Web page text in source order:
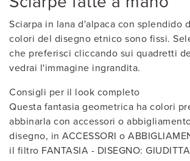
Sciarpa in lana d'alpaca con splendido
colori del disegno etnico sono fissi.
che preferisci cliccando sui quadretti
vedrai l'immagine ingrandita.
Consigli per il look completo
Questa fantasia geometrica ha colori
abbinarla con accessori o
disegno, in ACCESSORI o
il filtro FANTASIA - DISEGNO: